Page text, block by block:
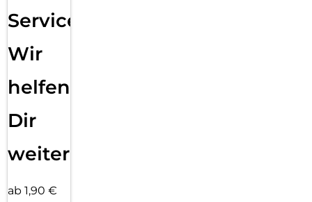
Service:
Wir
helfen
Dir
weiter
ab 1,90 €